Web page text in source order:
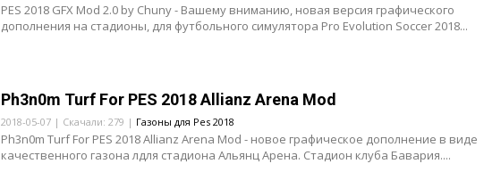
PES 2018 GFX Mod 2.0 by Chuny - Вашему вниманию, новая версия графического
дополнения на стадионы, для футбольного симулятора Pro Evolution Soccer 2018...
Ph3n0m Turf For PES 2018 Allianz Arena Mod
2018-05-07 | Скачали: 279 | Газоны для Pes 2018
Ph3n0m Turf For PES 2018 Allianz Arena Mod - новое графическое дополнение в виде
качественного газона лдля стадиона Альянц Арена. Стадион клуба Бавария....